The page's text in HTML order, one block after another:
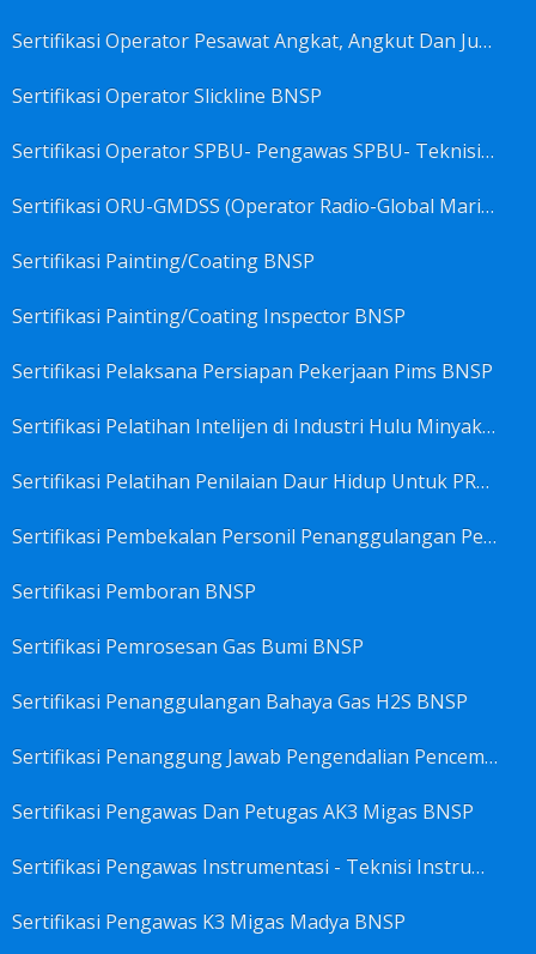
Sertifikasi Operator Pesawat Angkat, Angkut Dan Juru Ikat Beban BNSP
Sertifikasi Operator Slickline BNSP
Sertifikasi Operator SPBU- Pengawas SPBU- Teknisi SPBU- Teknisi Service Station SPBU BNSP
Sertifikasi ORU-GMDSS (Operator Radio-Global Maritime Distress&Safety System) BNSP
Sertifikasi Painting/Coating BNSP
Sertifikasi Painting/Coating Inspector BNSP
Sertifikasi Pelaksana Persiapan Pekerjaan Pims BNSP
Sertifikasi Pelatihan Intelijen di Industri Hulu Minyak dan Gas Bumi BNSP
Sertifikasi Pelatihan Penilaian Daur Hidup Untuk PROPER (Life Cycle Asssment) BNSP
Sertifikasi Pembekalan Personil Penanggulangan Pencemaran Tingkat On-Scene Commander (IMO Level 2) BNSP
Sertifikasi Pemboran BNSP
Sertifikasi Pemrosesan Gas Bumi BNSP
Sertifikasi Penanggulangan Bahaya Gas H2S BNSP
Sertifikasi Penanggung Jawab Pengendalian Pencemaran Udara BNSP
Sertifikasi Pengawas Dan Petugas AK3 Migas BNSP
Sertifikasi Pengawas Instrumentasi - Teknisi Instrumentasi Tingkat 1 Dan 2 BNSP
Sertifikasi Pengawas K3 Migas Madya BNSP